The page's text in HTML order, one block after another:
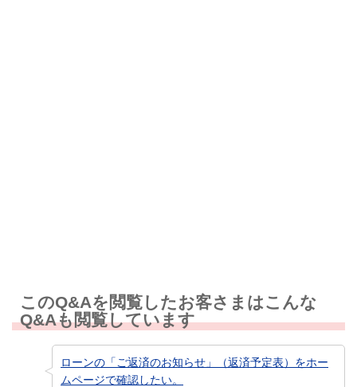
このQ&Aを閲覧したお客さまはこんな
Q&Aも閲覧しています
ローンの「ご返済のお知らせ」（返済予定表）をホー
ムページで確認したい。